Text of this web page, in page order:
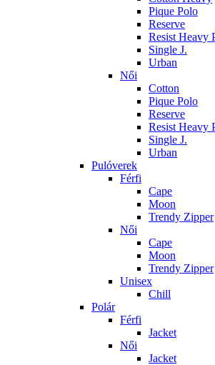
Pique Polo
Reserve
Resist Heavy
Single J.
Urban
Női
Cotton
Pique Polo
Reserve
Resist Heavy
Single J.
Urban
Pulóverek
Férfi
Cape
Moon
Trendy Zipper
Női
Cape
Moon
Trendy Zipper
Unisex
Chill
Polár
Férfi
Jacket
Női
Jacket